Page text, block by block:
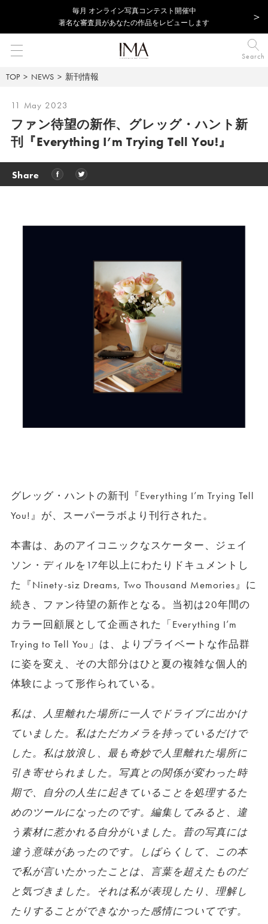
毎⽉ オンライン写真コンテスト開催中
著名な審査員があなたの作品をレビューします
Search
TOP NEWS 新刊情報
11 May 2023
ファン待望の新作、グレッグ・ハント新
刊『Everything I’m Trying Tell You!』
Share
グレッグ・ハントの新刊『Everything I’m Trying Tell
You!』が、スーパーラボより刊行された。
本書は、あのアイコニックなスケーター、ジェイ
ソン・ディルを17年以上にわたりドキュメントし
た『Ninety-siz Dreams, Two Thousand Memories』に
続き、ファン待望の新作となる。当初は20年間の
カラー回顧展として企画された「Everything I’m
Trying to Tell You」は、よりプライベートな作品群
に姿を変え、その大部分はひと夏の複雑な個人的
体験によって形作られている。
私は、人里離れた場所に一人でドライブに出かけ
ていました。私はただカメラを持っているだけで
した。私は放浪し、最も奇妙で人里離れた場所に
引き寄せられました。写真との関係が変わった時
期で、自分の人生に起きていることを処理するた
めのツールになったのです。編集してみると、違
う素材に惹かれる自分がいました。昔の写真には
違う意味があったのです。しばらくして、この本
で私が言いたかったことは、言葉を超えたものだ
と気づきました。それは私が表現したり、理解し
たりすることができなかった感情についてです。